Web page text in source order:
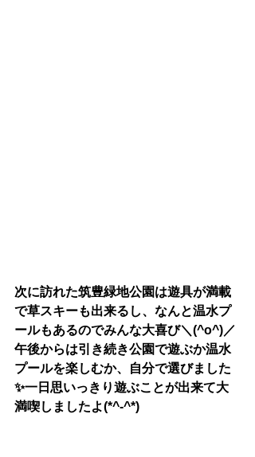
次に訪れた筑豊緑地公園は遊具が満載
で草スキーも出来るし、なんと温水プ
ールもあるのでみんな大喜び＼(^o^)／
午後からは引き続き公園で遊ぶか温水
プールを楽しむか、自分で選びました
✨一日思いっきり遊ぶことが出来て大
満喫しましたよ(*^-^*)